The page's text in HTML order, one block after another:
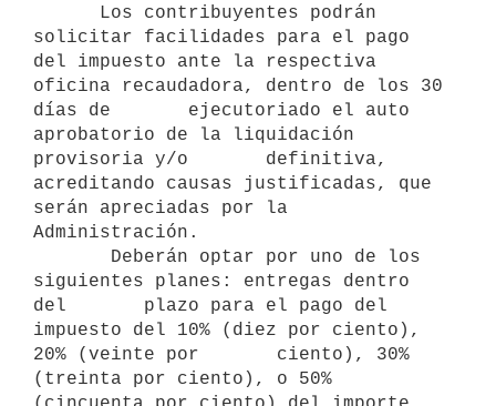
solicitar facilidades para el pago
del impuesto ante la respectiva
oficina recaudadora, dentro de los 30
días de       ejecutoriado el auto
aprobatorio de la liquidación
provisoria y/o       definitiva,
acreditando causas justificadas, que
serán apreciadas por la
Administración.
siguientes planes: entregas dentro
del       plazo para el pago del
impuesto del 10% (diez por ciento),
20% (veinte por       ciento), 30%
(treinta por ciento), o 50%